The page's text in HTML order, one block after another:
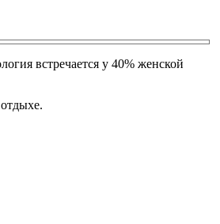
встречается у 40% женской